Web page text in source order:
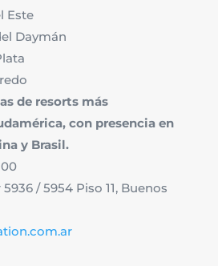
Este
Daymán
de resorts más
con presencia en
y Brasil.
/ 5954 Piso 11, Buenos